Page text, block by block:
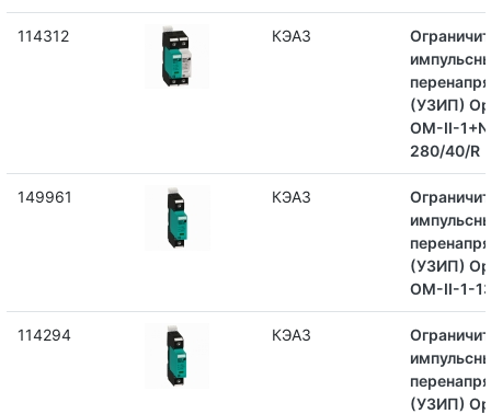
114312 КЭАЗ
(УЗИП)
OM-II-
280/40/R
149961 КЭАЗ
(УЗИП)
OM-II-1-
114294 КЭАЗ
(УЗИП)